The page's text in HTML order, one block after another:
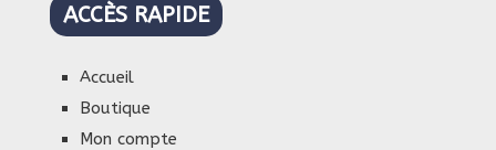
ACCÈS RAPIDE
Accueil
Boutique
Mon compte